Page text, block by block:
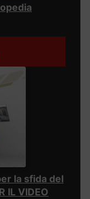
la sfida del
IL VIDEO